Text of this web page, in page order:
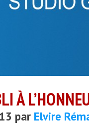
À
par Elvire